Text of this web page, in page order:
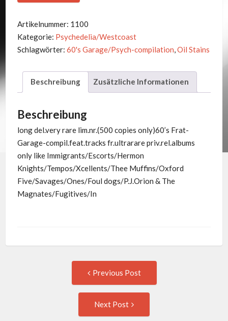
OIL
STAINS
Menge
Artikelnummer: 1100
Kategorie: Psychedelia/Westcoast
Schlagwörter: 60's Garage/Psych-compilation,Oil Stains
Beschreibung Zusätzliche Informationen
Beschreibung
long del.very rare lim.nr.(500 copies only)60’s Frat-
Garage-compil.feat.tracks fr.ultrarare priv.rel.albums
only like Immigrants/Escorts/Hermon
Knights/Tempos/Xcellents/Thee Muffins/Oxford
Five/Savages/Ones/Foul dogs/P.J.Orion & The
Magnates/Fugitives/In
navigation
Previous Post
Next Post